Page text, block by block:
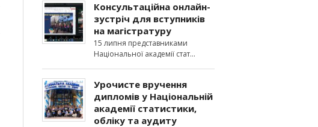
Консультаційна онлайн-
зустріч для вступників
на магістратуру
15 липня представниками
Національної академії стат
Урочисте вручення
дипломів у Національній
академії статистики,
обліку та аудиту